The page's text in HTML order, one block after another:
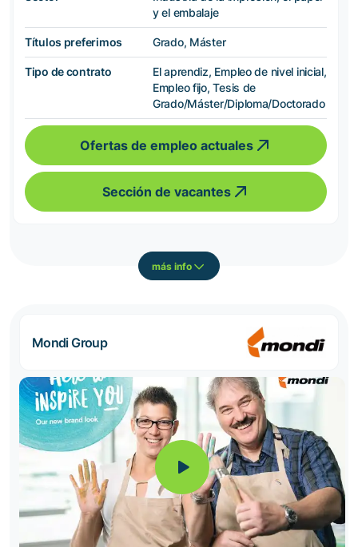
y el embalaje
Títulos preferimos Grado, Máster
Tipo de contrato
El aprendiz, Empleo de nivel inicial,
Empleo fijo, Tesis de
Grado/Máster/Diploma/Doctorado
Ofertas de empleo actuales
Sección de vacantes
más info
Mondi Group